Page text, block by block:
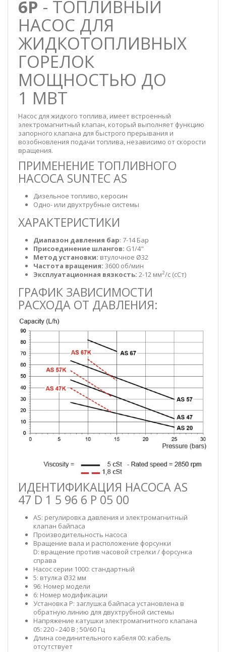
6P - ТОПЛИВНЫЙ
НАСОС ДЛЯ
ЖИДКОТОПЛИВНЫХ
ГОРЕЛОК
МОЩНОСТЬЮ ДО
1 МВТ
Насос для жидкого топлива, имеет встроенный
электромагнитный клапан, который выполняет функцию
запорного клапана для быстрого прерывания и
возобновления подачи топлива, независимо от скорости
вращения.
ПРИМЕНЕНИЕ ТОПЛИВНОГО
НАСОСА SUNTEC AS
Дизельное топливо, керосин
Одно- или двухтрубные системы
ХАРАКТЕРИСТИКИ
Диапазон давления бар: 7-14 Бар
Присоединение шлангов: G1/4"
Метод установки: втулочное Ø32
Частота вращения: 3600 об/мин
Эксплуатационная вязкость: 2-12 мм2/с (сСт)
ГРАФИК ЗАВИСИМОСТИ
РАСХОДА ОТ ДАВЛЕНИЯ:
ИДЕНТИФИКАЦИЯ НАСОСА AS
47 D 1 5 96 6 P 05 00
AS: регулировка давления и электромагнитный
клапан байпаса
Производительность насоса
Вращение вала и расположение форсунки
D: вращение против часовой стрелки / форсунка
справа
Насос серии 1000: стандартный
5: втулка Ø32 мм
96: Номер модели
6: Номер модификации
Установка P: заглушка байпаса установлена в
обратную линию для двухтрубной системы
Напряжение катушки электромагнитного клапана
05: 220 - 240 В ; 50/60 Гц
Длина соединительного кабеля 00: кабель
отсутствует